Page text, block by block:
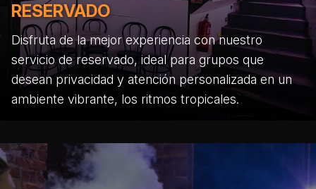
RESERVADO
Disfruta de la mejor experiencia con nuestro
servicio de reservado, ideal para grupos que
desean privacidad y atención personalizada en un
ambiente vibrante, los ritmos tropicales.